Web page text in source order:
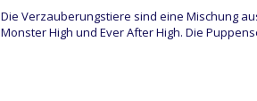
Die Verzauberungstiere sind eine Mischung
Monster High und Ever After High. Die